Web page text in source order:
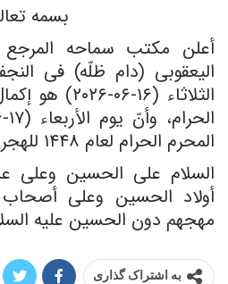
بسمه
أعلن مکتب سماحه
الیعقوبی (دام ظلّه) فی
الثلاثاء (١۶-
المحرم الحرام لعام ١۴۴٨ للهجره.
السلام على الحسین وعلى
أولاد الحسین وعلى أصحاب
مهجهم دون الحسین علیه
به اشتراک گذاری